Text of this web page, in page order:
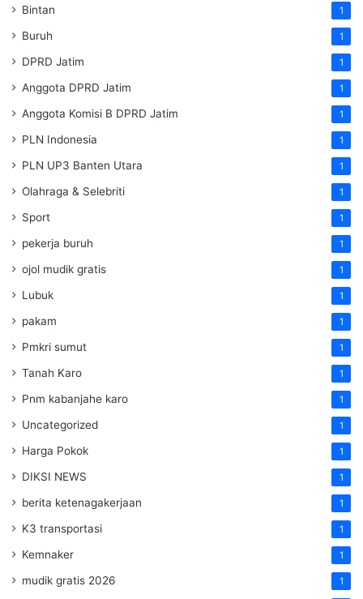
Bintan 1
Buruh 1
DPRD Jatim 1
Anggota DPRD Jatim 1
Anggota Komisi B DPRD Jatim 1
PLN Indonesia 1
PLN UP3 Banten Utara 1
Olahraga & Selebriti 1
Sport 1
pekerja buruh 1
ojol mudik gratis 1
Lubuk 1
pakam 1
Pmkri sumut 1
Tanah Karo 1
Pnm kabanjahe karo 1
Uncategorized 1
Harga Pokok 1
DIKSI NEWS 1
berita ketenagakerjaan 1
K3 transportasi 1
Kemnaker 1
mudik gratis 2026 1